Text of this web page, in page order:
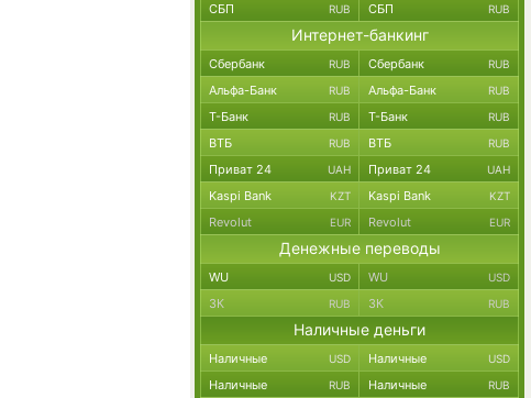
СБП RUB СБП RUB
Интернет-банкинг
Сбербанк RUB Сбербанк RUB
Альфа-Банк RUB Альфа-Банк RUB
Т-Банк RUB Т-Банк RUB
ВТБ RUB ВТБ RUB
Приват 24 UAH Приват 24 UAH
Kaspi Bank KZT Kaspi Bank KZT
Revolut EUR Revolut EUR
Денежные переводы
WU USD WU USD
ЗК RUB ЗК RUB
Наличные деньги
Наличные USD Наличные USD
Наличные RUB Наличные RUB